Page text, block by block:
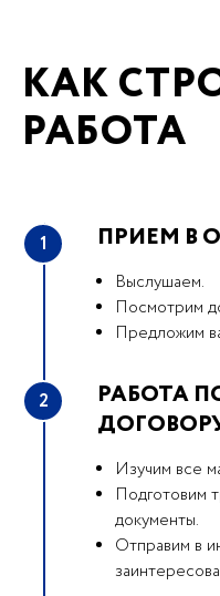
КАК
РАБОТА
1 ПРИЕМ В
Выслушаем.
Посмотрим
Предложим
2
РАБОТА
Изучим все
Подготовим
документы.
Отправим в